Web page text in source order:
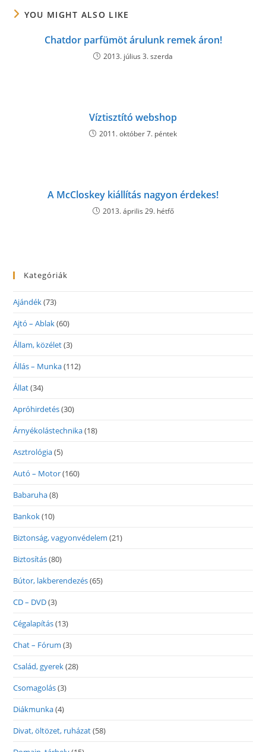
YOU MIGHT ALSO LIKE
Chatdor parfümöt árulunk remek áron!
2013. július 3. szerda
Víztisztító webshop
2011. október 7. péntek
A McCloskey kiállítás nagyon érdekes!
2013. április 29. hétfő
Kategóriák
Ajándék(73)
Ajtó – Ablak(60)
Állam, közélet(3)
Állás – Munka(112)
Állat(34)
Apróhirdetés(30)
Árnyékolástechnika(18)
Asztrológia(5)
Autó – Motor(160)
Babaruha(8)
Bankok(10)
Biztonság, vagyonvédelem (21)
Biztosítás(80)
Bútor, lakberendezés(65)
CD – DVD(3)
Cégalapítás(13)
Chat – Fórum (3)
Család, gyerek(28)
Csomagolás(3)
Diákmunka(4)
Divat, öltözet, ruházat(58)